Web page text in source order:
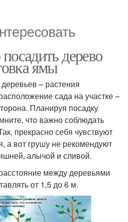
дерево
ямы
– растения
сада на участке –
Планируя посадку
что важно соблюдать
прекрасно себя чувствуют
а вот грушу не рекомендуют
алычой и сливой.
между деревьями
от 1,5 до 6 м.